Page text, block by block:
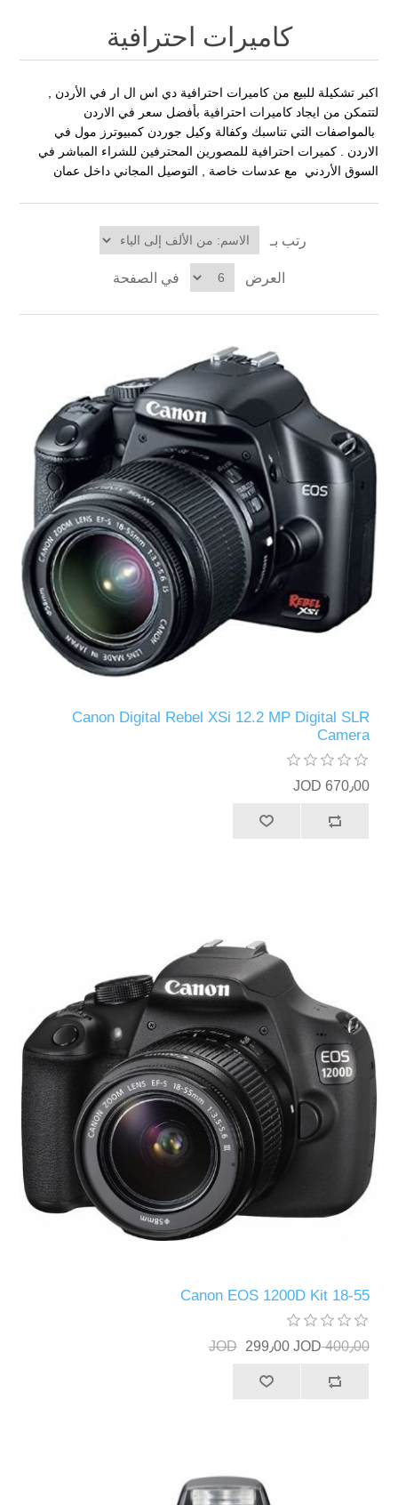
كاميرات احترافية
اكبر تشكيلة للبيع من كاميرات احترافية دي اس ال ار في الأردن ,
لتتمكن من ايجاد كاميرات احترافية بأفضل سعر في الاردن
بالمواصفات التي تناسبك وكفالة وكيل جوردن كمبيوترز مول في
الاردن . كميرات احترافية للمصورين المحترفين للشراء المباشر في
السوق الأردني مع عدسات خاصة , التوصيل المجاني داخل عمان
رتب بـ
العرض في الصفحة
Canon Digital Rebel XSi 12.2 MP Digital SLR
Camera
670٫00 JOD
Canon EOS 1200D Kit 18-55
400٫00 JOD 299٫00 JOD